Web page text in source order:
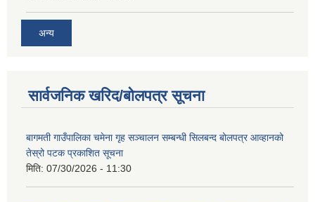
अन्य
सार्वजनिक खरिद/बोलपत्र सूचना
बागमती गाउँपालिका चमेना गृह सञ्चालन सम्बन्धी सिलबन्द बोलपत्र आव्हानको
तेस्रो पटक प्रकाशित सूचना
मिति: 07/30/2026 - 11:30